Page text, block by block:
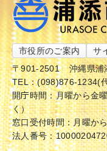
市役所のご案内 サ
〒901-2501
沖縄県浦
TEL：(098)876-1234(
開庁時間：月曜から金
く）
窓口受付時間：月曜か
法人番号：